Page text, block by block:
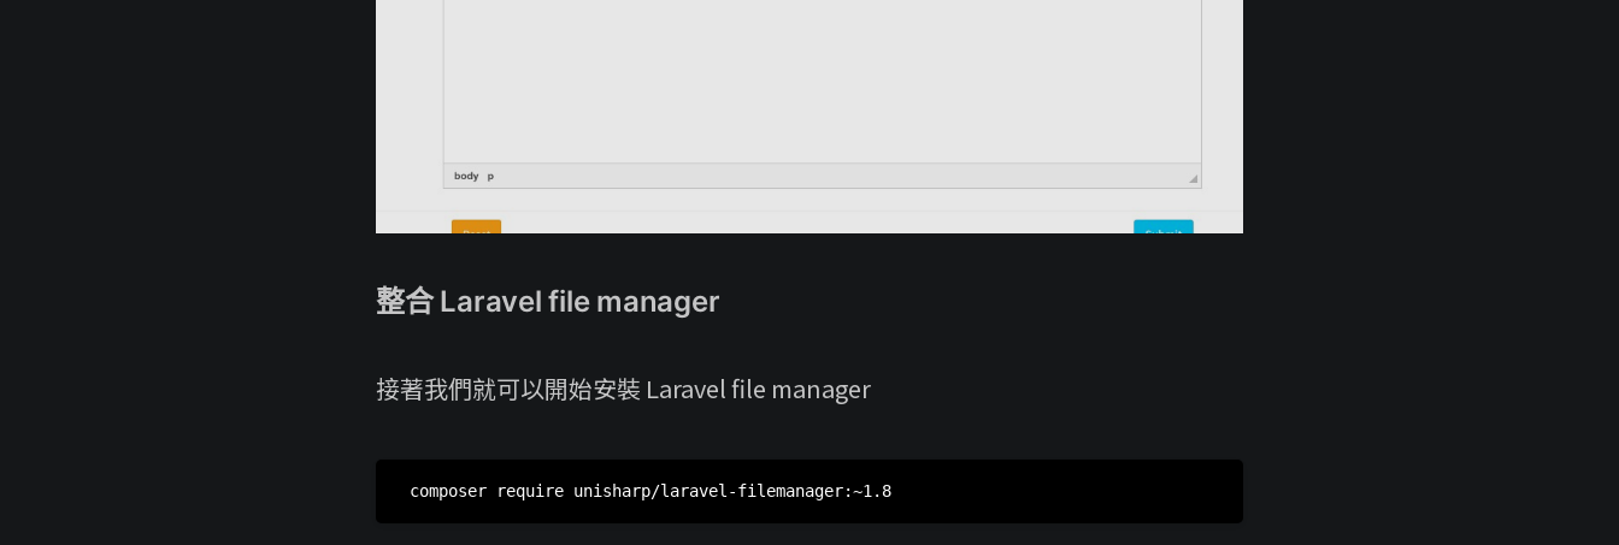
整合 Laravel file manager
接著我們就可以開始安裝 Laravel file manager